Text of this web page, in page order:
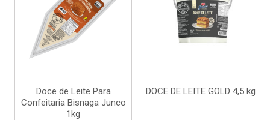
Doce de Leite Para
Confeitaria Bisnaga Junco
1kg
DOCE DE LEITE GOLD 4,5 kg